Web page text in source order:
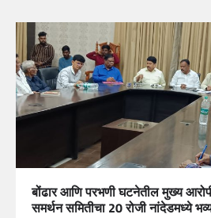
बोंढार आणि परभणी घटनेतील मुख्य
समर्थन समितीचा 20 रोजी नांदेडमध्ये भव्य